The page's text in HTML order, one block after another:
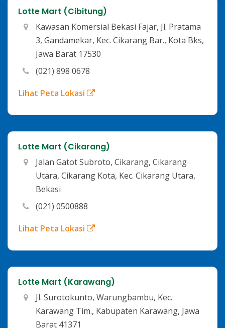
Lotte Mart (Cibitung)
Kawasan Komersial Bekasi Fajar, Jl. Pratama
3, Gandamekar, Kec. Cikarang Bar., Kota Bks,
Jawa Barat 17530
(021) 898 0678
Lihat Peta Lokasi
Lotte Mart (Cikarang)
Jalan Gatot Subroto, Cikarang, Cikarang
Utara, Cikarang Kota, Kec. Cikarang Utara,
Bekasi
(021) 0500888
Lihat Peta Lokasi
Lotte Mart (Karawang)
Jl. Surotokunto, Warungbambu, Kec.
Karawang Tim., Kabupaten Karawang, Jawa
Barat 41371